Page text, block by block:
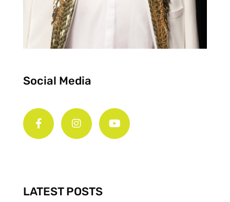
Social Media
a
c
-
f
n
s
m
o
u
LATEST POSTS